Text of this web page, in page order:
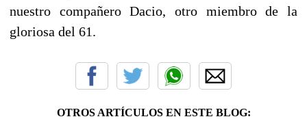
nuestro compañero Dacio, otro miembro de la
gloriosa del 61.
OTROS ARTÍCULOS EN ESTE BLOG: